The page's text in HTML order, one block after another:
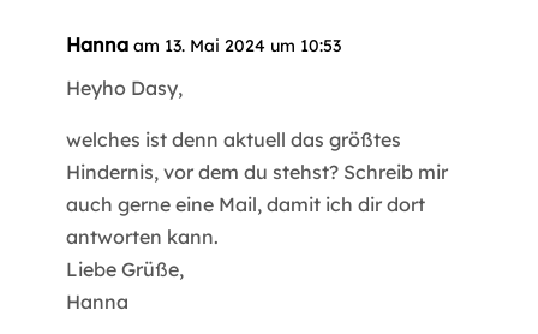
Hanna am 13. Mai 2024 um 10:53
Heyho Dasy,
welches ist denn aktuell das größtes
Hindernis, vor dem du stehst? Schreib mir
auch gerne eine Mail, damit ich dir dort
antworten kann.
Liebe Grüße,
Hanna